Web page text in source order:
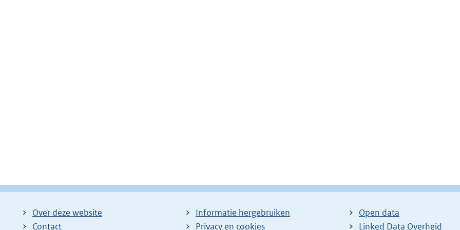
Over deze website
Contact
Informatie hergebruiken
Privacy en cookies
Open data
Linked Data Overheid